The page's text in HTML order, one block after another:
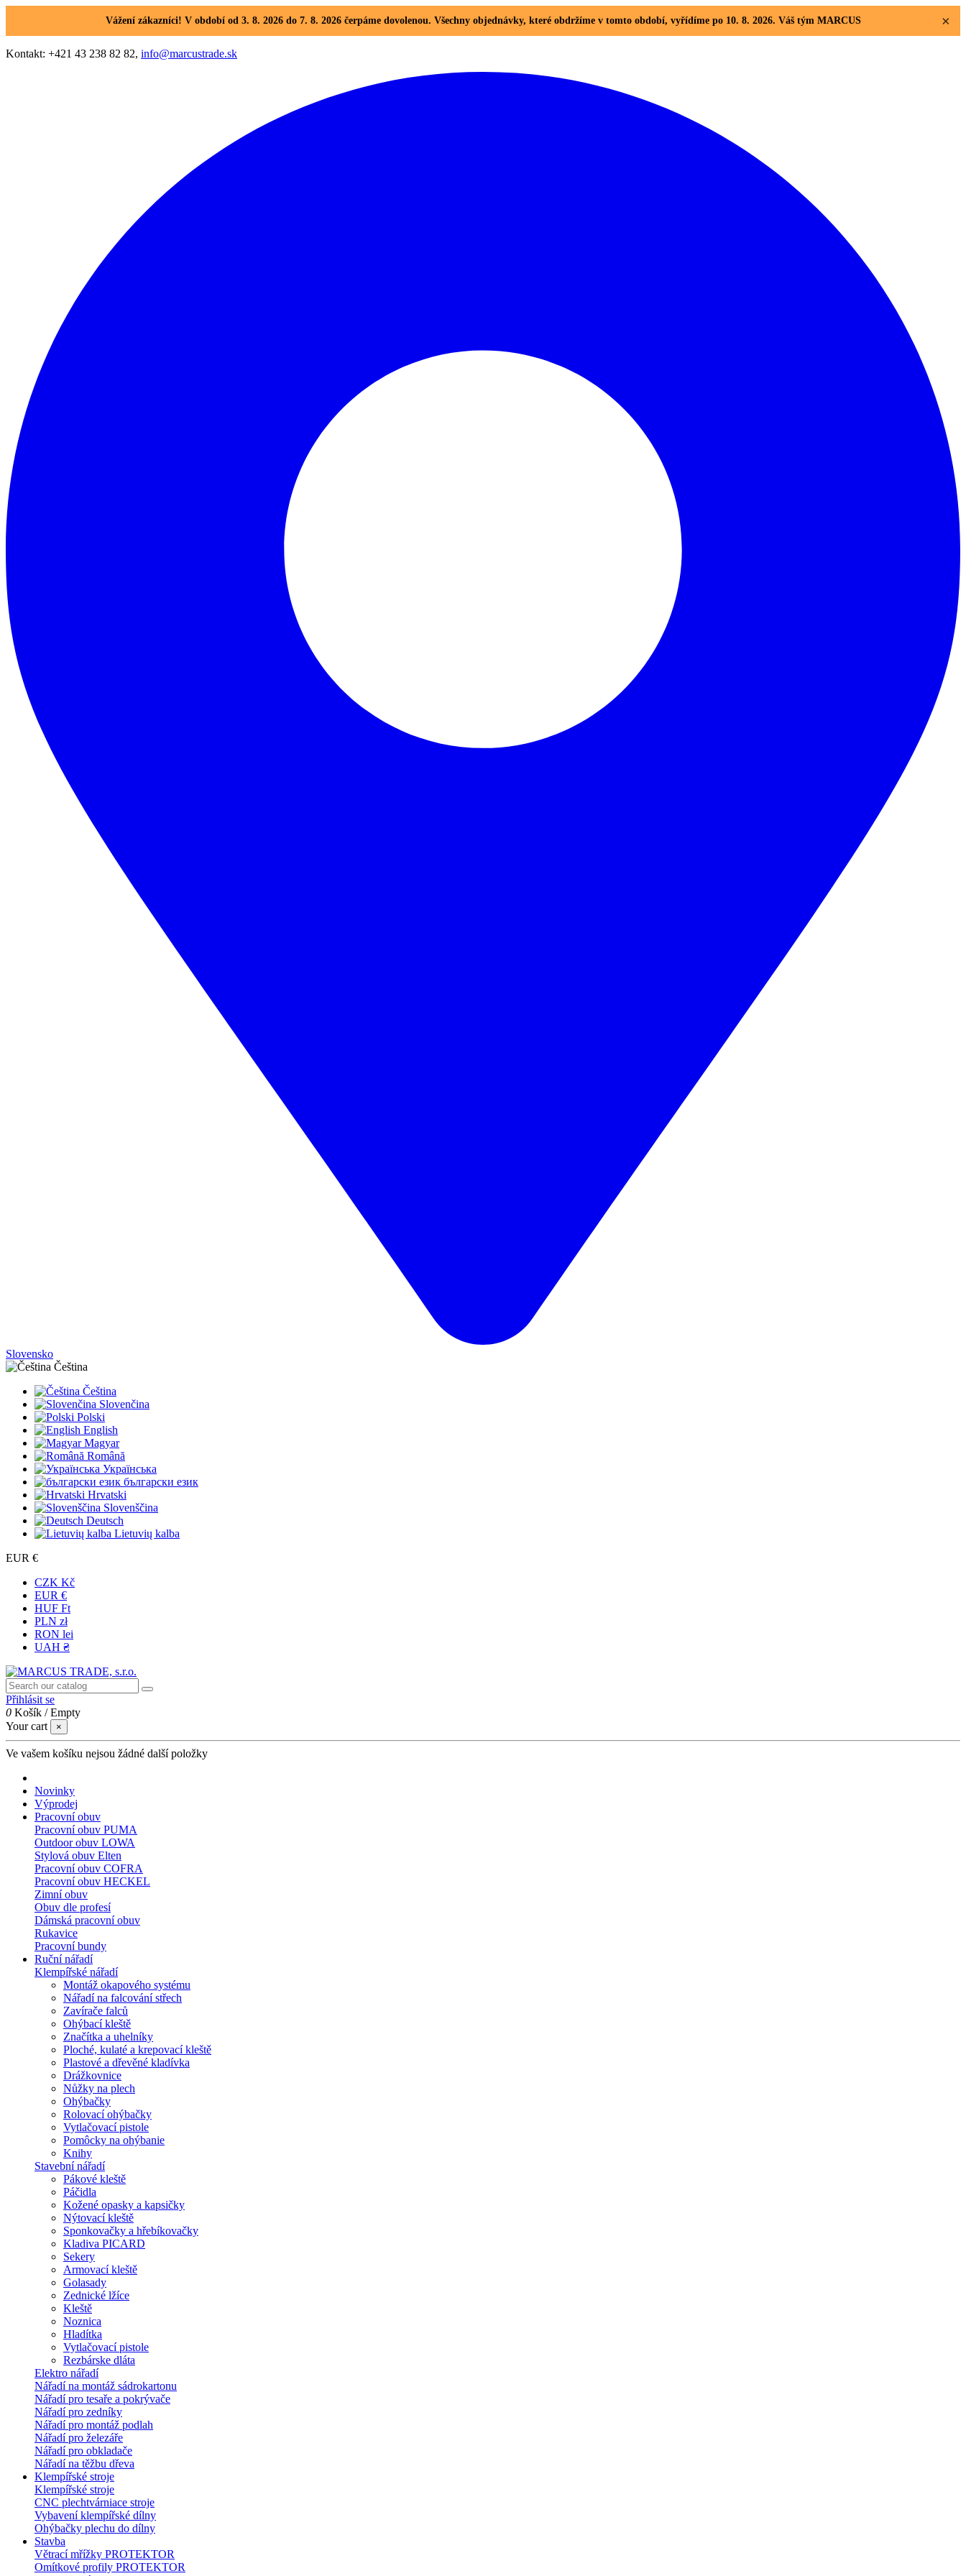
Vážení zákazníci! V období od 3. 8. 2026 do 7. 8. 2026 čerpáme dovolenou. Všechny objednávky, které obdržíme v tomto období, vyřídíme po 10. 8. 2026. Váš tým MARCUS ×
Kontakt: +421 43 238 82 82, info@marcustrade.sk
Slovensko
Čeština
Čeština
Slovenčina
Polski
English
Magyar
Română
Українська
български език
Hrvatski
Slovenščina
Deutsch
Lietuvių kalba
EUR €
CZK Kč
EUR €
HUF Ft
PLN zł
RON lei
UAH ₴
Přihlásit se
0 Košík /Empty
Your cart
×
Ve vašem košíku nejsou žádné další položky
Novinky
Výprodej
Pracovní obuv
Pracovní obuv PUMA
Outdoor obuv LOWA
Stylová obuv Elten
Pracovní obuv COFRA
Pracovní obuv HECKEL
Zimní obuv
Obuv dle profesí
Dámská pracovní obuv
Rukavice
Pracovní bundy
Ruční nářadí
Klempířské nářadí
Montáž okapového systému
Nářadí na falcování střech
Zavírače falců
Ohýbací kleště
Značítka a uhelníky
Ploché, kulaté a krepovací kleště
Plastové a dřevěné kladívka
Drážkovnice
Nůžky na plech
Ohýbačky
Rolovací ohýbačky
Vytlačovací pistole
Pomôcky na ohýbanie
Knihy
Stavební nářadí
Pákové kleště
Páčidla
Kožené opasky a kapsičky
Nýtovací kleště
Sponkovačky a hřebíkovačky
Kladiva PICARD
Sekery
Armovací kleště
Golasady
Zednické lžíce
Kleště
Noznica
Hladítka
Vytlačovací pistole
Rezbárske dláta
Elektro nářadí
Nářadí na montáž sádrokartonu
Nářadí pro tesaře a pokrývače
Nářadí pro zedníky
Nářadí pro montáž podlah
Nářadí pro železáře
Nářadí pro obkladače
Nářadí na těžbu dřeva
Klempířské stroje
Klempířské stroje
CNC plechtvárniace stroje
Vybavení klempířské dílny
Ohýbačky plechu do dílny
Stavba
Větrací mřížky PROTEKTOR
Omítkové profily PROTEKTOR